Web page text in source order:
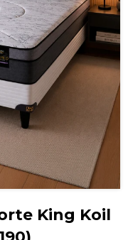
King Koil